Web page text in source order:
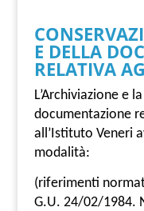
E DELLA
RELATIVA
L’Archiviazione e
documentazione
all’Istituto Veneri
modalità:
(riferimenti
G.U. 24/02/1984.